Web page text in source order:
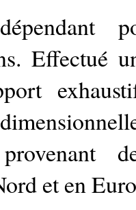
Effectué
provenant
et en